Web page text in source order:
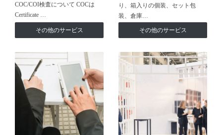
COC/COI検査について COCは
Certificate …
その他のサービス
り、箱入りの個装、セット包
装、倉庫…
その他のサービス